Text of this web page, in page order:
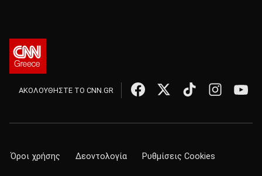
ΑΚΟΛΟΥΘΗΣΤΕ ΤΟ CNN.GR
Όροι χρήσης Δεοντολογία Ρυθμίσεις Cookies